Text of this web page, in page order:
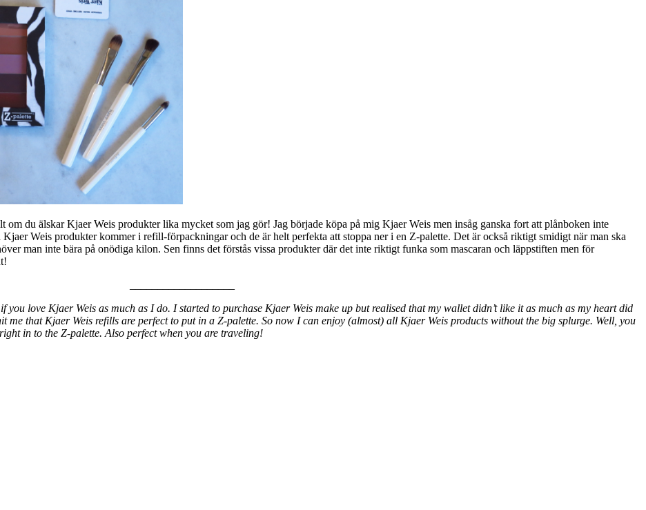
du älskar Kjaer Weis produkter lika mycket som jag gör! Jag började köpa på mig Kjaer Weis men insåg ganska fort att plånboken inte
Weis produkter kommer i refill-förpackningar och de är helt perfekta att stoppa ner i en Z-palette. Det är också riktigt smidigt när man ska
man inte bära på onödiga kilon. Sen finns det förstås vissa produkter där det inte riktigt funka som mascaran och läppstiften men för
love Kjaer Weis as much as I do. I started to purchase Kjaer Weis make up but realised that my wallet didn’t like it as much as my heart did
that Kjaer Weis refills are perfect to put in a Z-palette. So now I can enjoy (almost) all Kjaer Weis products without the big splurge. Well, you
in to the Z-palette. Also perfect when you are traveling!